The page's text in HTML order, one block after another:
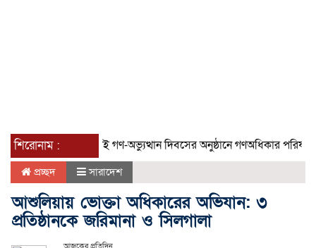
শিরোনাম :জুলাই গণ-অভ্যুত্থান দিবসের অনুষ্ঠানে গণঅধিকার পরিষদের
প্রচ্ছদ সারাদেশ
আশুলিয়ায় ভোক্তা অধিকারের অভিযান: ৩
প্রতিষ্ঠানকে জরিমানা ও সিলগালা